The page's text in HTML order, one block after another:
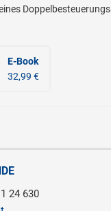
E-Book
32,99 €
24 630